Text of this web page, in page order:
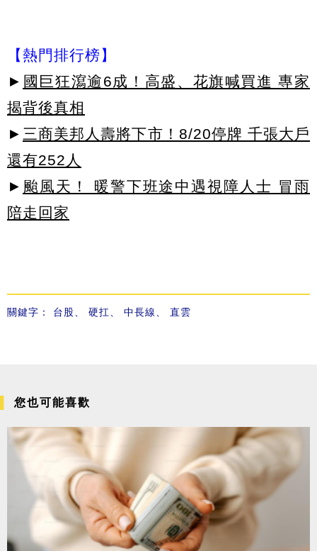
【熱門排行榜】
► 國巨狂瀉逾6成！高盛、花旗喊買進 專家
揭背後真相
► 三商美邦人壽將下市！8/20停牌 千張大戶
還有252人
► 颱風天！ 暖警下班途中遇視障人士 冒雨
陪走回家
關鍵字： 台股、 硬扛、 中長線、 直雲
您也可能喜歡